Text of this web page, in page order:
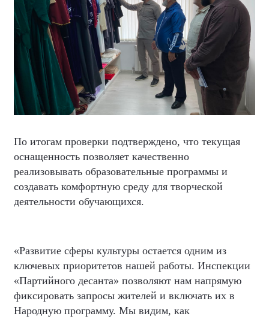
По итогам проверки подтверждено, что текущая
оснащенность позволяет качественно
реализовывать образовательные программы и
создавать комфортную среду для творческой
деятельности обучающихся.
«Развитие сферы культуры остается одним из
ключевых приоритетов нашей работы. Инспекции
«Партийного десанта» позволяют нам напрямую
фиксировать запросы жителей и включать их в
Народную программу. Мы видим, как